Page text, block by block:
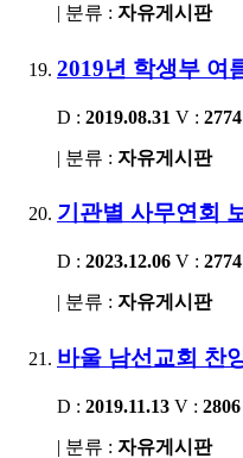
| 분류 : 자유게시판
2019년 학생부 여
D : 2019.08.31 V : 2774
| 분류 : 자유게시판
기관별 사무연회
D : 2023.12.06 V : 2774
| 분류 : 자유게시판
바울 남선교회 찬
D : 2019.11.13 V : 2806
| 분류 : 자유게시판